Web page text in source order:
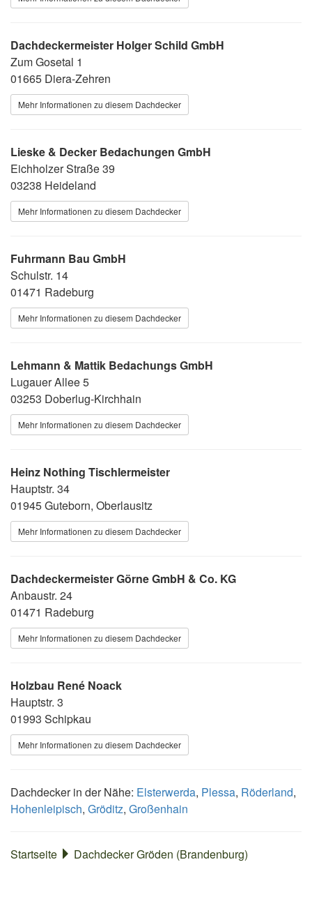
Dachdeckermeister Holger Schild GmbH
Zum Gosetal 1
01665 Diera-Zehren
Mehr Informationen zu diesem Dachdecker
Lieske & Decker Bedachungen GmbH
Eichholzer Straße 39
03238 Heideland
Mehr Informationen zu diesem Dachdecker
Fuhrmann Bau GmbH
Schulstr. 14
01471 Radeburg
Mehr Informationen zu diesem Dachdecker
Lehmann & Mattik Bedachungs GmbH
Lugauer Allee 5
03253 Doberlug-Kirchhain
Mehr Informationen zu diesem Dachdecker
Heinz Nothing Tischlermeister
Hauptstr. 34
01945 Guteborn, Oberlausitz
Mehr Informationen zu diesem Dachdecker
Dachdeckermeister Görne GmbH & Co. KG
Anbaustr. 24
01471 Radeburg
Mehr Informationen zu diesem Dachdecker
Holzbau René Noack
Hauptstr. 3
01993 Schipkau
Mehr Informationen zu diesem Dachdecker
Dachdecker in der Nähe: Elsterwerda, Plessa, Röderland,
Hohenleipisch, Gröditz, Großenhain
Startseite Dachdecker Gröden (Brandenburg)